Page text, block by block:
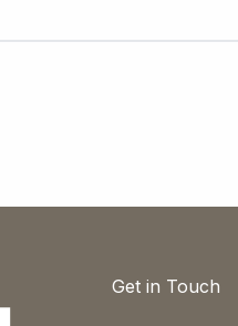
Get in Touch